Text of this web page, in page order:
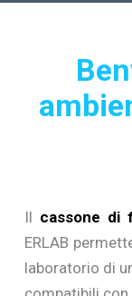
Il cassone di
ERLAB
laboratorio di